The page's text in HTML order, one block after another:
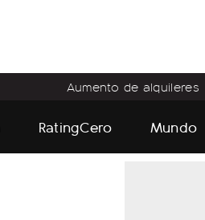
Aumento de alquileres
RatingCero Mundo